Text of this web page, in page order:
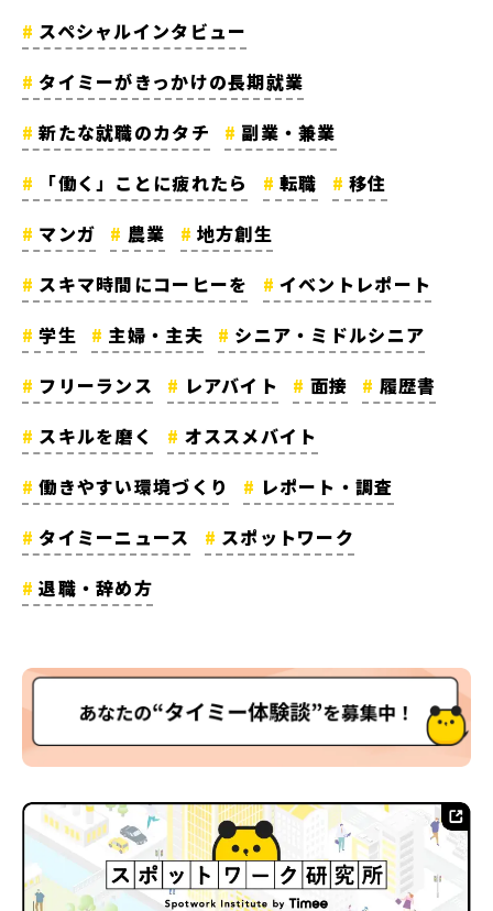
スペシャルインタビュー
タイミーがきっかけの長期就業
新たな就職のカタチ
副業・兼業
「働く」ことに疲れたら
転職
移住
マンガ
農業
地方創生
スキマ時間にコーヒーを
イベントレポート
学生
主婦・主夫
シニア・ミドルシニア
フリーランス
レアバイト 面接
履歴書
スキルを磨く
オススメバイト
働きやすい環境づくり
レポート・調査
タイミーニュース
スポットワーク
退職・辞め方